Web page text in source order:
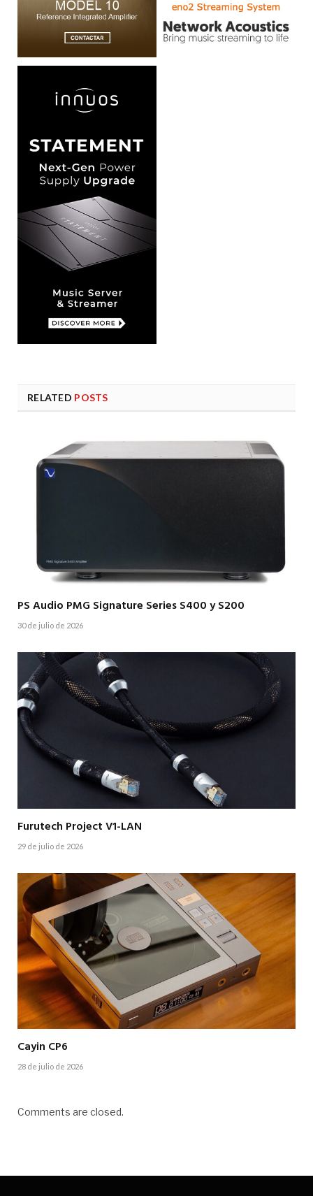
RELATED POSTS
PS Audio PMG Signature Series S400 y S200
30 de julio de 2026
Furutech Project V1-LAN
29 de julio de 2026
Cayin CP6
28 de julio de 2026
Comments are closed.